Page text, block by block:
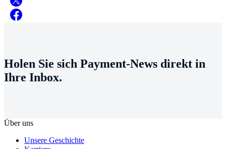
Holen Sie sich Payment-News direkt in
Ihre Inbox.
Über uns
Unsere Geschichte